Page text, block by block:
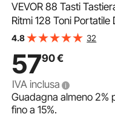
VEVOR 88 Tasti
Ritmi 128 Toni
Ricaricabile
4.8 32
5790€
IVA inclusa
Guadagna almeno2%
fino a15%.